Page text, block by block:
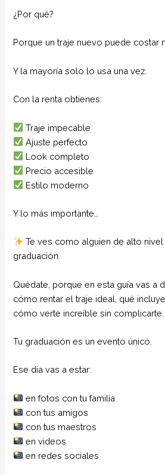
¿Por qué?
Porque un traje nuevo puede costar
Y la mayoría solo lo usa una vez.
Con la renta obtienes:
Traje impecable
Ajuste perfecto
Look completo
Precio accesible
Estilo moderno
Y lo más importante…
Te ves como alguien de alto
graduación.
Quédate, porque en esta guía vas a
cómo rentar el traje ideal, qué
cómo verte increíble sin complicarte.
Tu graduación es un evento único.
Ese día vas a estar:
en fotos con tu familia
con tus amigos
con tus maestros
en videos
en redes sociales